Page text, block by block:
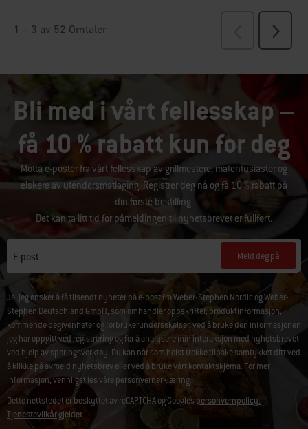
Bli med i vårt fellesskap –
få 10 % rabatt kun for deg
Motta e-poster fra vårt fellesskap av grillmestere, matentusiaster og
elskere av utendørsmatlaging. Registrer deg nå og få 10 % rabatt på
din første bestilling.
Det kan ta litt tid før påmeldingen til nyhetsbrevet er fullført.
E-post Meld deg på
Ja, jeg ønsker å få tilsendt nyheter på e-post fra Weber-Stephen Nordic og Weber-
Stephen Deutschland GmbH, som omhandler oppskrifter, produktinformasjon,
kommende begivenheter og forbrukerundersøkelser, ved å bruke den informasjonen
jeg har oppgitt ved registrering og for å analysere min interaksjon med nyhetsbrevet
ved hjelp av sporingsverktøy. Du kan når som helst trekke tilbake samtykket ditt ved
å klikke påavmeld nyhetsbreveller ved å bruke vårtkontaktskjema. For mer
informasjon, vennligst les vårepersonvernerklæring.
Dette nettstedet er beskyttet av reCAPTCHA og Googlespersonvernpolicy.
Tjenestevilkårgjelder.